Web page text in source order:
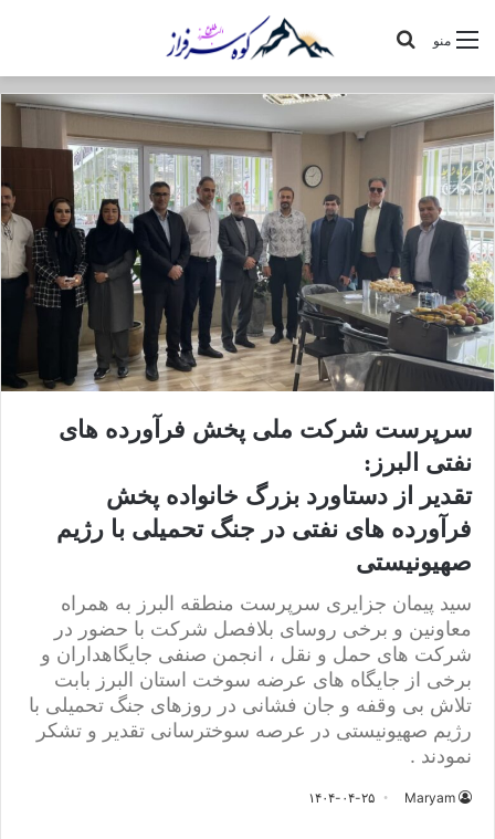
منو
سرپرست شرکت ملی پخش فرآورده های
نفتی البرز:
تقدیر از دستاورد بزرگ خانواده پخش
فرآورده های نفتی در جنگ تحمیلی با رژیم
صهیونیستی
سید پیمان جزایری سرپرست منطقه البرز به همراه
معاونین و برخی روسای بلافصل شرکت با حضور در
شرکت های حمل و نقل ، انجمن صنفی جایگاهداران و
برخی از جایگاه های عرضه سوخت استان البرز بابت
تلاش بی وقفه و جان فشانی در روزهای جنگ تحمیلی با
رژیم صهیونیستی در عرصه سوخترسانی تقدیر و تشکر
نمودند .
Maryam ۱۴۰۴-۰۴-۲۵